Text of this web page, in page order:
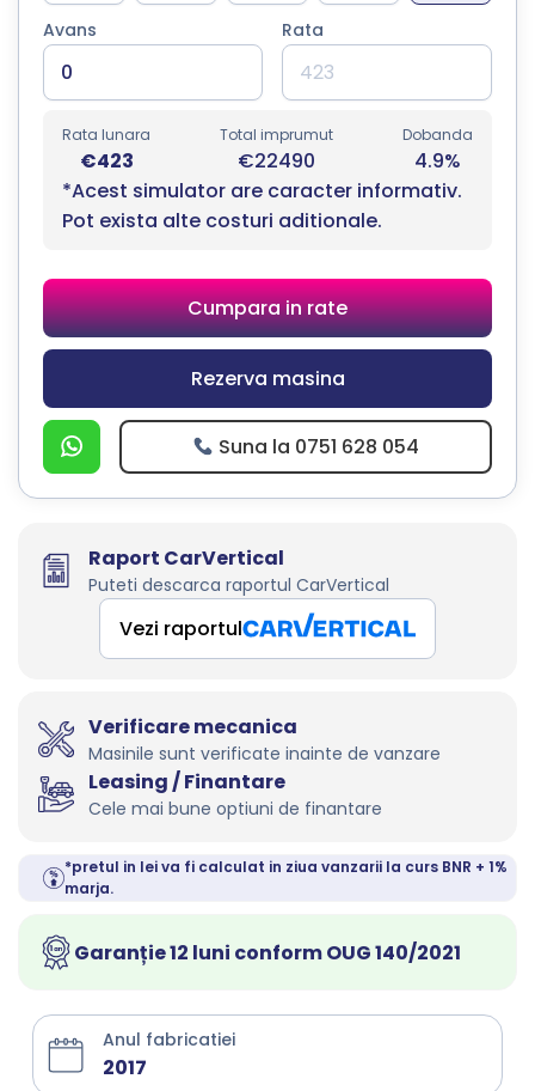
Avans Rata
Rata lunara
€423
Total imprumut
€22490
Dobanda
4.9%
*Acest simulator are caracter informativ.
Pot exista alte costuri aditionale.
Cumpara in rate
Rezerva masina
Suna la 0751 628 054
Raport CarVertical
Puteti descarca raportul CarVertical
Vezi raportul
Verificare mecanica
Masinile sunt verificate inainte de vanzare
Leasing / Finantare
Cele mai bune optiuni de finantare
*pretul in lei va fi calculat in ziua vanzarii la curs BNR + 1%
marja.
Garanție 12 luni conform OUG 140/2021
Anul fabricatiei
2017